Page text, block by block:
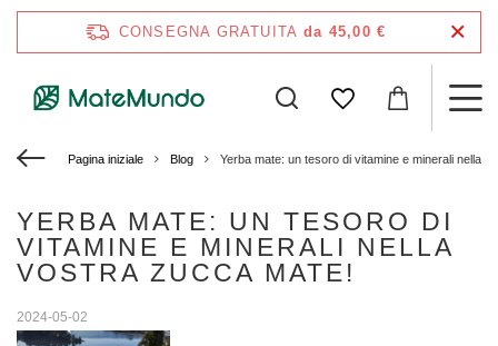
CONSEGNA GRATUITA da 45,00 €
Pagina iniziale Blog Yerba mate: un tesoro di vitamine e minerali nella
YERBA MATE: UN TESORO DI
VITAMINE E MINERALI NELLA
VOSTRA ZUCCA MATE!
2024-05-02